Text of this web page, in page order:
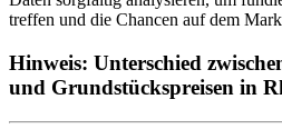
treffen und die Chancen auf dem
Hinweis: Unterschied
und Grundstückspreisen in